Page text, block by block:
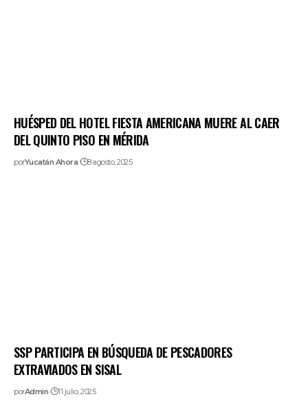
HUÉSPED DEL HOTEL FIESTA AMERICANA MUERE AL CAER
DEL QUINTO PISO EN MÉRIDA
porYucatán Ahora 8 agosto, 2025
SSP PARTICIPA EN BÚSQUEDA DE PESCADORES
EXTRAVIADOS EN SISAL
porAdmin 11 julio, 2025